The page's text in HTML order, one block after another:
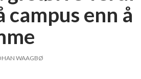
campus enn å
WAAGBØ